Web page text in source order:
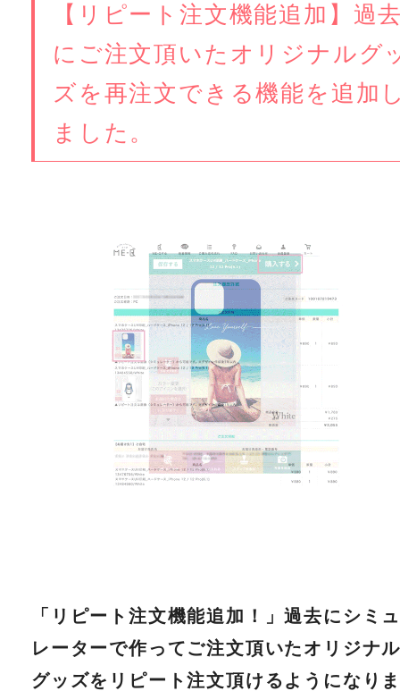
【リピート注文機能追加】過
にご注文頂いたオリジナルグ
ズを再注文できる機能を追加
ました。
「リピート注文機能追加！」過去にシミ
レーターで作ってご注文頂いたオリジナ
グッズをリピート注文頂けるようになり